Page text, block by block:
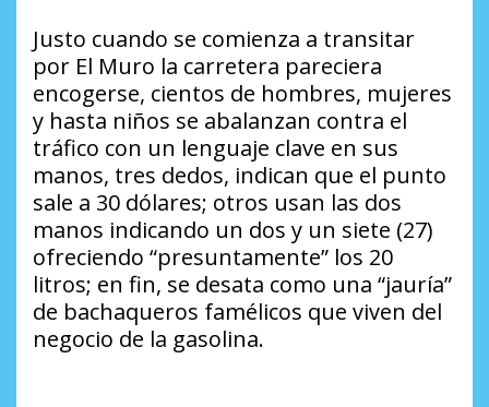
Justo cuando se comienza a transitar
por El Muro la carretera pareciera
encogerse, cientos de hombres, mujeres
y hasta niños se abalanzan contra el
tráfico con un lenguaje clave en sus
manos, tres dedos, indican que el punto
sale a 30 dólares; otros usan las dos
manos indicando un dos y un siete (27)
ofreciendo “presuntamente” los 20
litros; en fin, se desata como una “jauría”
de bachaqueros famélicos que viven del
negocio de la gasolina.